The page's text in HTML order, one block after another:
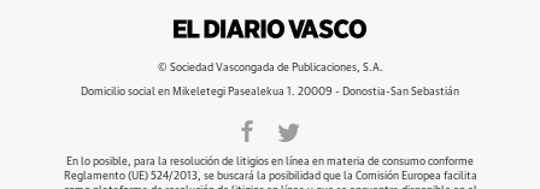
© Sociedad Vascongada de Publicaciones, S.A.
Domicilio social en Mikeletegi Pasealekua 1. 20009 - Donostia-San Sebastián
En lo posible, para la resolución de litigios en línea en materia de consumo conforme
Reglamento (UE) 524/2013, se buscará la posibilidad que la Comisión Europea facilita